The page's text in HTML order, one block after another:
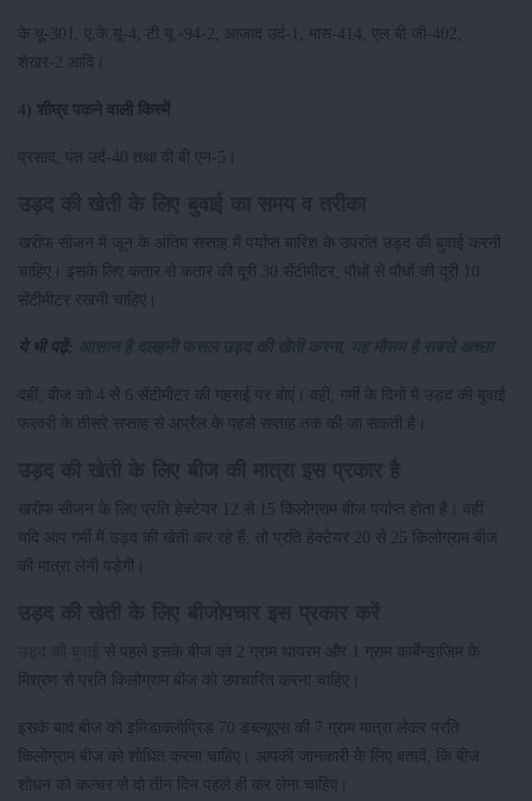
के.यू-301, ए.के.यू-4, टी.यू.-94-2, आजाद उर्द-1, मास-414, एल.बी.जी-402,
शेखर-2 आदि।
4) शीघ्र पकने वाली किस्में
प्रसाद, पंत उर्द-40 तथा वी.बी.एन-5।
खरीफ सीजन में जून के अंतिम सप्ताह में पर्याप्त बारिश के उपरांत उड़द की बुवाई करनी
चाहिए। इसके लिए कतार से कतार की दूरी 30 सेंटीमीटर, पौधों से पौधों की दूरी 10
सेंटीमीटर रखनी चाहिए।
ये भी पढ़ें: आसान है दलहनी फसल उड़द की खेती करना, यह मौसम है सबसे अच्छा
वहीं, बीज को 4 से 6 सेंटीमीटर की गहराई पर बोएं। वहीं, गर्मी के दिनों में उड़द की बुवाई
फरवरी के तीसरे सप्ताह से अप्रैल के पहले सप्ताह तक की जा सकती है।
खरीफ सीजन के लिए प्रति हेक्टेयर 12 से 15 किलोग्राम बीज पर्याप्त होता है। वहीं
यदि आप गर्मी में उड़द की खेती कर रहे हैं, तो प्रति हेक्टेयर 20 से 25 किलोग्राम बीज
की मात्रा लेनी पड़ेगी।
उड़द की बुवाई
से पहले इसके बीज को 2 ग्राम थायरम और 1 ग्राम कार्बेन्डाजिम के
मिश्रण से प्रति किलोग्राम बीज को उपचारित करना चाहिए।
इसके बाद बीज को इमिडाक्लोप्रिड 70 डब्ल्यूएस की 7 ग्राम मात्रा लेकर प्रति
किलोग्राम बीज को शोधित करना चाहिए। आपकी जानकारी के लिए बतादें, कि बीज
शोधन को कल्चर से दो तीन दिन पहले ही कर लेना चाहिए।